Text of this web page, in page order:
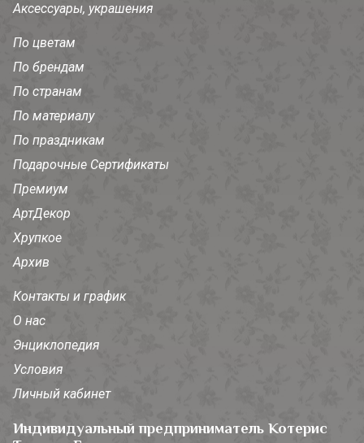
Аксессуары, украшения
По цветам
По брендам
По странам
По материалу
По праздникам
Подарочные Сертификаты
Премиум
АртДекор
Хрупкое
Архив
Контакты и график
О нас
Энциклопедия
Условия
Личный кабинет
Индивидуальный предприниматель Котерис